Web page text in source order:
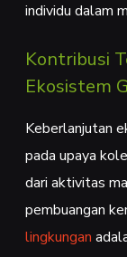
individu dalam
Kontribusi
Ekosistem
Keberlanjutan
pada upaya
dari aktivitas
pembuangan
lingkungan